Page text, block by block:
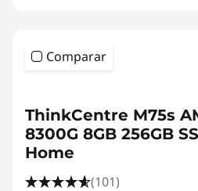
Comparar
ThinkCentre M75s
8300G 8GB 256GB
Home
(101)